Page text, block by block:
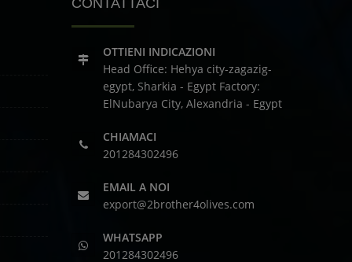
OTTIENI INDICAZIONI
Head Office: Hehya city-zagazig-
egypt, Sharkia - Egypt Factory:
ElNubarya City, Alexandria - Egypt
CHIAMACI
201284302496
EMAIL A NOI
export@2brother4olives.com
WHATSAPP
201284302496